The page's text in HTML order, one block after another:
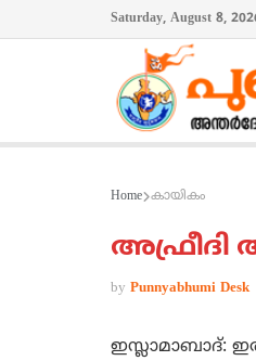
Saturday, August 8,
Home കായികം
അഫ്രീദി
by Punnyabhumi Desk
ഇസ്ലാമാബാദ്: